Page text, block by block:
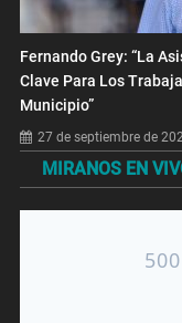
Fernando Grey: “La
Clave Para Los
Municipio”
27 de septiembre de
MIRANOS EN